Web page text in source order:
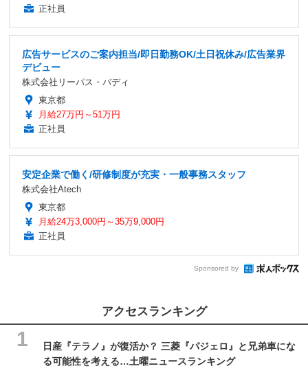
正社員
広告サービスのご案内担当/即日勤務OK/土日祝休み/広告業界
デビュー
株式会社リーパス・バディ
東京都
月給27万円～51万円
正社員
安定企業で働く/研修制度が充実・一般事務スタッフ
株式会社Atech
東京都
月給24万3,000円～35万9,000円
正社員
Sponsored by
アクセスランキング
日産『テラノ』が復活か？ 三菱『パジェロ』と兄弟車にな
る可能性を考える…土曜ニュースランキング